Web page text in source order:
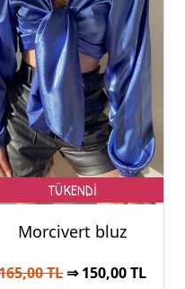
Morcivert bluz
TL⇒ 150,00 TL
TÜKENDİ